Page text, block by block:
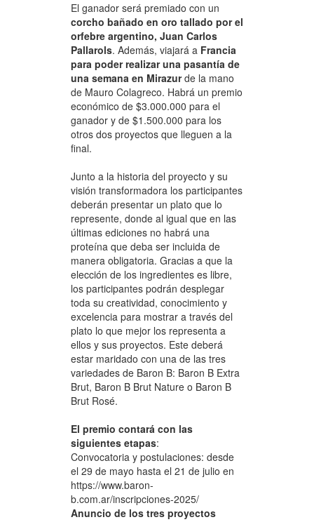
El ganador será premiado con un
corcho bañado en oro tallado por el
orfebre argentino, Juan Carlos
Pallarols. Además, viajará a Francia
para poder realizar una pasantía de
una semana en Mirazurde la mano
de Mauro Colagreco. Habrá un premio
económico de $3.000.000 para el
ganador y de $1.500.000 para los
otros dos proyectos que lleguen a la
final.
Junto a la historia del proyecto y su
visión transformadora los participantes
deberán presentar un plato que lo
represente, donde al igual que en las
últimas ediciones no habrá una
proteína que deba ser incluida de
manera obligatoria. Gracias a que la
elección de los ingredientes es libre,
los participantes podrán desplegar
toda su creatividad, conocimiento y
excelencia para mostrar a través del
plato lo que mejor los representa a
ellos y sus proyectos. Este deberá
estar maridado con una de las tres
variedades de Baron B: Baron B Extra
Brut, Baron B Brut Nature o Baron B
Brut Rosé.
El premio contará con las
siguientes etapas:
Convocatoria y postulaciones: desde
el 29 de mayo hasta el 21 de julio en
https://www.baron-
b.com.ar/inscripciones-2025/
Anuncio de los tres proyectos